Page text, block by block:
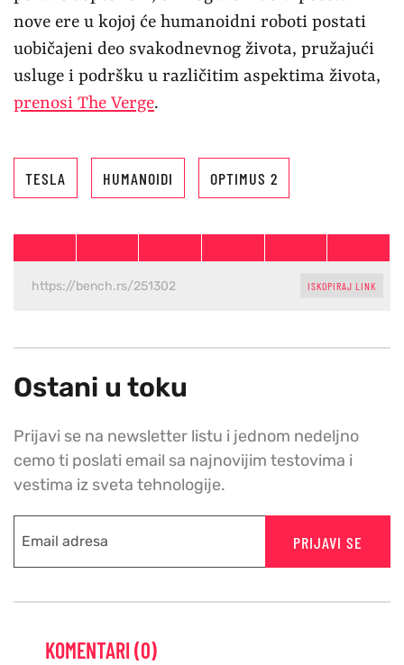
nove ere u kojoj će humanoidni roboti postati
uobičajeni deo svakodnevnog života, pružajući
usluge i podršku u različitim aspektima života,
prenosi The Verge.
TESLA HUMANOIDI OPTIMUS 2
ISKOPIRAJ LINK
Ostani u toku
Prijavi se na newsletter listu i jednom nedeljno
cemo ti poslati email sa najnovijim testovima i
vestima iz sveta tehnologije.
PRIJAVI SE
KOMENTARI (0)